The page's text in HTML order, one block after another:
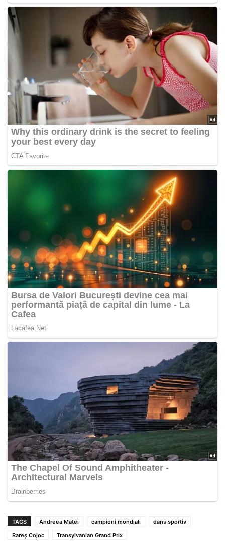
TAGS Andreea Matei campioni mondiali
dans sportiv
Rareș Cojoc
Transylvanian Grand Prix